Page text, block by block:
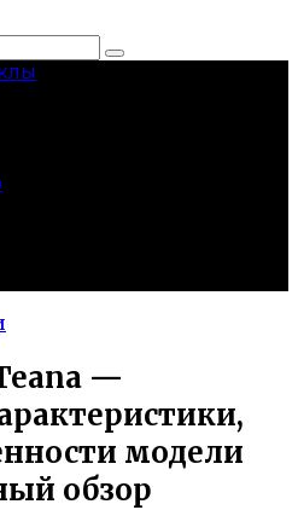
—
модели
обзор